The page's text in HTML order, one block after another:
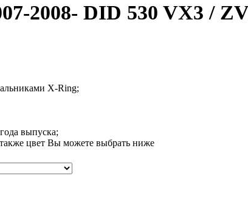
2008- DID 530 VX3 /
X-Ring;
выпуска;
цвет Вы можете выбрать ниже
VX3 / ZVM-X 112 звеньев